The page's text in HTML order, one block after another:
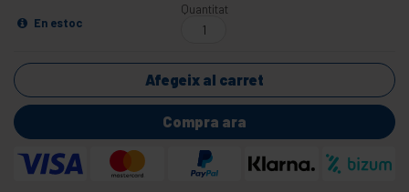
En estoc
Quantitat
Afegeix al carret
Compra ara